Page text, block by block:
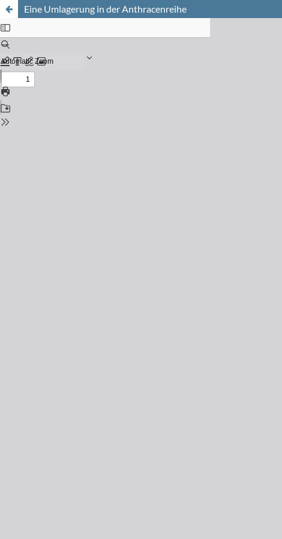
Eine Umlagerung in der Anthracenreihe